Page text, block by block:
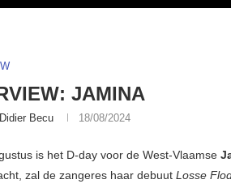
JAMINA
Didier Becu 18/08/2024
is het D-day voor de West-Vlaamse
zal de zangeres haar debuut Losse